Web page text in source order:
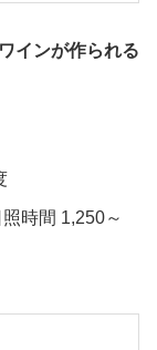
インが作られる
時間 1,250～